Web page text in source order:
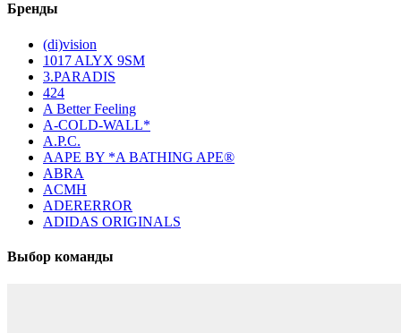
Бренды
(di)vision
1017 ALYX 9SM
3.PARADIS
424
A Better Feeling
A-COLD-WALL*
A.P.C.
AAPE BY *A BATHING APE®
ABRA
ACMH
ADERERROR
ADIDAS ORIGINALS
Выбор команды